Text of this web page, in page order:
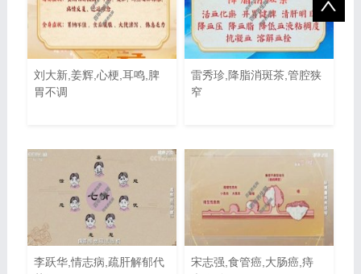
刘大新,姜辉,心梗,耳鸣,脾
胃不调
雷秀珍,降脂消斑茶,管腔狭
窄
李跃华,情志病,疏肝解郁代
宋志强,食管癌,大肠癌,痔